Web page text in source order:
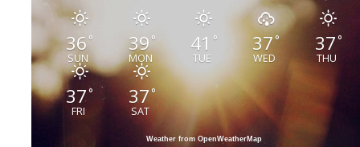
36°
SUN
39°
MON
41 °
TUE
37°
WED
37°
THU
37°
FRI
37°
SAT
Weather from OpenWeatherMap